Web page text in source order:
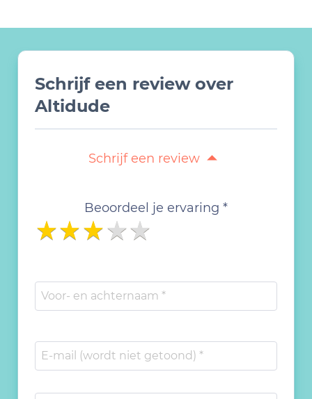
Schrijf een review over
Altidude
Schrijf een review
Beoordeel je ervaring *